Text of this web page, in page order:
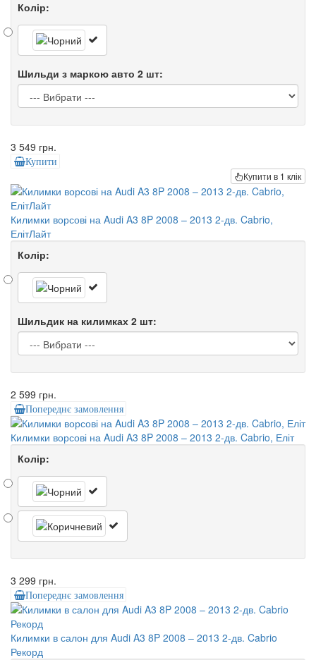
Колір:
Шильди з маркою авто 2 шт:
3 549 грн.
Купити
Купити в 1 клік
Килимки ворсові на Audi A3 8P 2008 – 2013 2-дв. Cabrio,
ЕлітЛайт
Колір:
Шильдик на килимках 2 шт:
2 599 грн.
Попереднє замовлення
Килимки ворсові на Audi A3 8P 2008 – 2013 2-дв. Cabrio, Еліт
Колір:
3 299 грн.
Попереднє замовлення
Килимки в салон для Audi A3 8P 2008 – 2013 2-дв. Cabrio
Рекорд